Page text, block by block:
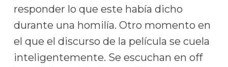
responder lo que este había dicho
durante una homilía. Otro momento en
el que el discurso de la película se cuela
inteligentemente. Se escuchan en off